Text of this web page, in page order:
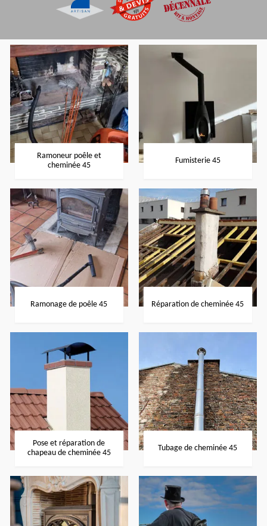
Ramoneur poêle et
cheminée 45
Fumisterie 45
Ramonage de poêle 45 Réparation de cheminée 45
Pose et réparation de
chapeau de cheminée 45
Tubage de cheminée 45